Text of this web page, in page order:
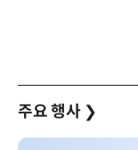
주요 행사 ❯